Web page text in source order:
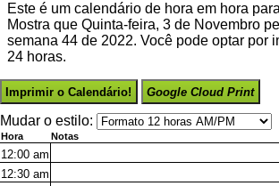
Este é um calendário de hora em hora
Mostra que Quinta-feira, 3 de Novembro
semana 44 de 2022. Você pode optar por
24 horas.
Imprimir o Calendário! Google Cloud Print
Mudar o estilo:
Hora Notas
12:00 am
12:30 am